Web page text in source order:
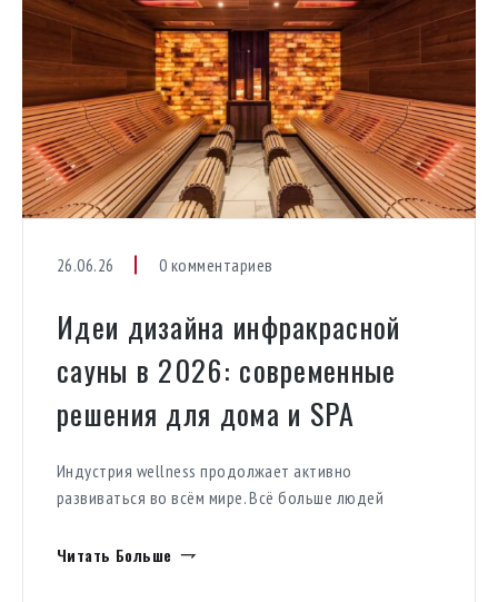
вентиляцией, световыми сценариями […]
26.06.26 0 комментариев
Идеи дизайна инфракрасной
сауны в 2026: современные
решения для дома и SPA
Индустрия wellness продолжает активно
развиваться во всём мире. Всё больше людей
восстановления, отдыха и заботы о здоровье.
Читать Больше